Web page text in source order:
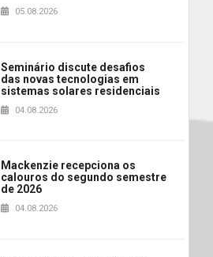
05.08.2026
Seminário discute desafios
das novas tecnologias em
sistemas solares residenciais
04.08.2026
Mackenzie recepciona os
calouros do segundo semestre
de 2026
04.08.2026